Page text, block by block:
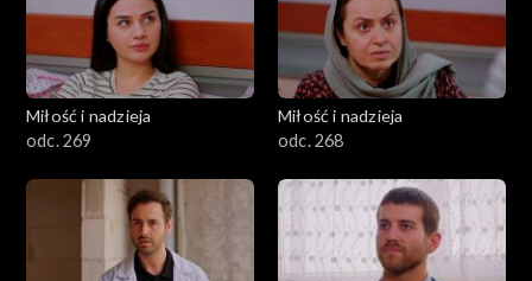
Miłość i nadzieja
odc. 269
Miłość i nadzieja
odc. 268